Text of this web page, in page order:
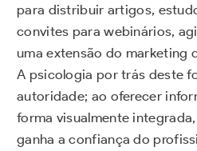
para distribuir artigos,
convites para webinários,
uma extensão do marketing
A psicologia por trás deste
autoridade; ao oferecer
forma visualmente
ganha a confiança do